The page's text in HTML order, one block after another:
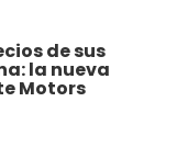
de sus
la nueva
Motors